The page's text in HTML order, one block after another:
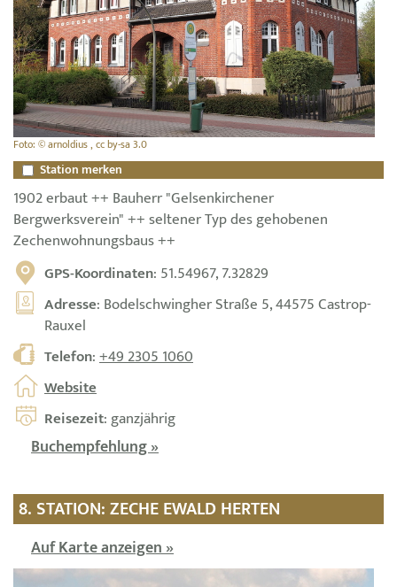
Foto: © arnoldius , cc by-sa 3.0
Station merken
1902 erbaut ++ Bauherr "Gelsenkirchener
Bergwerksverein" ++ seltener Typ des gehobenen
Zechenwohnungsbaus ++
GPS-Koordinaten: 51.54967, 7.32829
Adresse: Bodelschwingher Straße 5, 44575 Castrop-
Rauxel
Telefon:+49 2305 1060
Website
Reisezeit: ganzjährig
Buchempfehlung »
8. STATION: ZECHE EWALD HERTEN
Auf Karte anzeigen »